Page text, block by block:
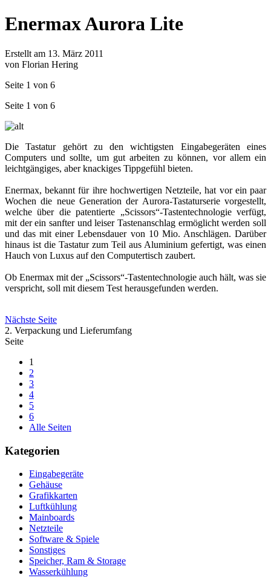
Enermax Aurora Lite
Erstellt am 13. März 2011
von Florian Hering
Seite 1 von 6
Seite 1 von 6
Die Tastatur gehört zu den wichtigsten Eingabegeräten eines
Computers und sollte, um gut arbeiten zu können, vor allem ein
leichtgängiges, aber knackiges Tippgefühl bieten.
Enermax, bekannt für ihre hochwertigen Netzteile, hat vor ein paar
Wochen die neue Generation der Aurora-Tastaturserie vorgestellt,
welche über die patentierte „Scissors“-Tastentechnologie verfügt,
mit der ein sanfter und leiser Tastenanschlag ermöglicht werden soll
und das mit einer Lebensdauer von 10 Mio. Anschlägen. Darüber
hinaus ist die Tastatur zum Teil aus Aluminium gefertigt, was einen
Hauch von Luxus auf den Computertisch zaubert.
Ob Enermax mit der „Scissors“-Tastentechnologie auch hält, was sie
verspricht, soll mit diesem Test herausgefunden werden.
Nächste Seite
2. Verpackung und Lieferumfang
Seite
1
2
3
4
5
6
Alle Seiten
Kategorien
Eingabegeräte
Gehäuse
Grafikkarten
Luftkühlung
Mainboards
Netzteile
Software & Spiele
Sonstiges
Speicher, Ram & Storage
Wasserkühlung